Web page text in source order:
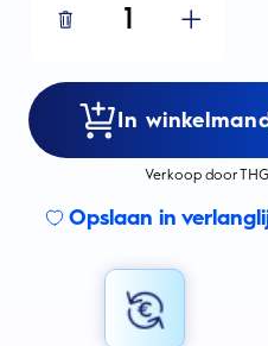
1
In
Verkoop door
Opslaan in